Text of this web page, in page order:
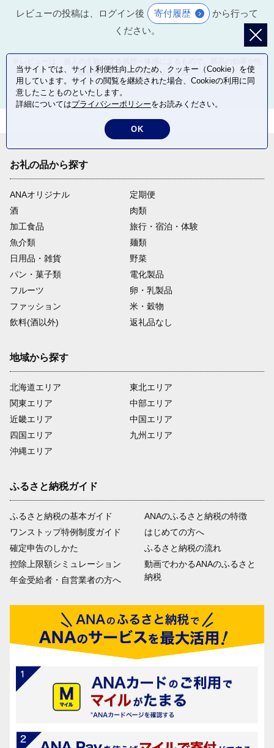
レビューの投稿は、ログイン後 寄付履歴
から行って
ください。
能を保証するものではありません。
お礼の品から探す
ANAオリジナル
定期便
酒
肉類
加工食品
旅行・宿泊・体験
魚介類
麺類
日用品・雑貨
野菜
パン・菓子類
電化製品
フルーツ
卵・乳製品
ファッション
米・穀物
飲料(酒以外)
返礼品なし
地域から探す
北海道エリア
関東エリア
近畿エリア
四国エリア
沖縄エリア
東北エリア
中部エリア
中国エリア
九州エリア
ふるさと納税ガイド
ふるさと納税の基本ガイド
ワンストップ特例制度ガイド
確定申告のしかた
控除上限額シミュレーション
年金受給者・自営業者の方へ
ANAのふるさと納税の特徴
はじめての方へ
ふるさと納税の流れ
動画でわかるANAのふるさと
納税
当サイトでは、サイト利便性向上のため、クッキー（Cookie）を使
用しています。サイトの閲覧を継続された場合、Cookieの利用に同
意したことものといたします。
詳細についてはプライバシーポリシーをお読みください。
OK